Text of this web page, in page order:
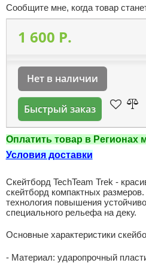
Сообщите мне, когда товар
1 600 P.
Нет в наличии
Быстрый заказ
Оплатить товар в Регионах
Условия доставки
Скейтборд TechTeam Trek -
скейтборд компактных
технология повышения
специального рельефа на деку.
Основные характеристики
- Материал: ударопрочный